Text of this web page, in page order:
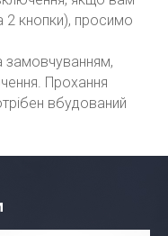
2 кнопки), просимо
замовчуванням,
Прохання
вбудований